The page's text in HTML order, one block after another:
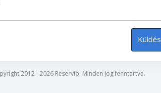
Küldés
2012 - 2026 Reservio. Minden jog fenntartva.